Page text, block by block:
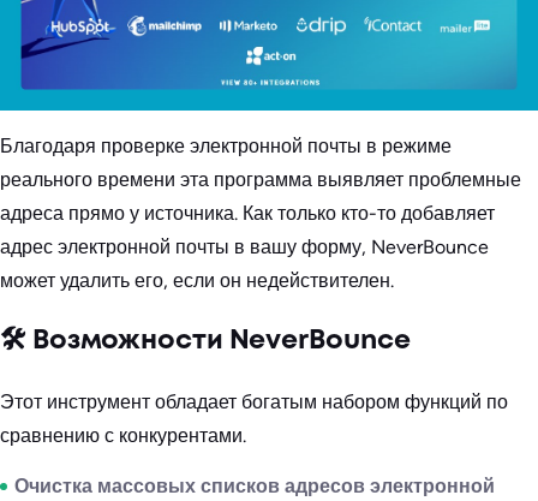
Благодаря проверке электронной почты в режиме
реального времени эта программа выявляет проблемные
адреса прямо у источника. Как только кто-то добавляет
адрес электронной почты в вашу форму, NeverBounce
может удалить его, если он недействителен.
🛠️ Возможности NeverBounce
Этот инструмент обладает богатым набором функций по
сравнению с конкурентами.
Очистка массовых списков адресов электронной